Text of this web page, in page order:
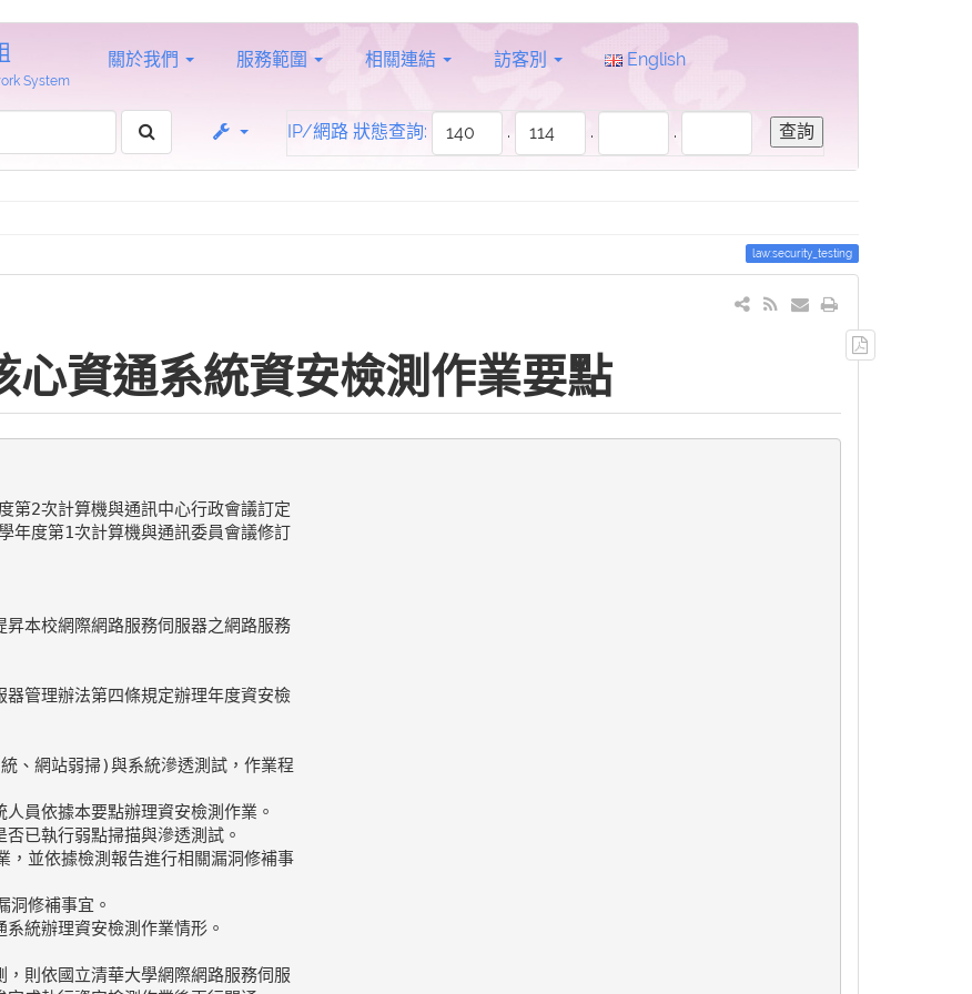
System
關於我們 服務範圍 相關連結 訪客別 English
IP/網路 狀態查詢: . . .
law:security_testing
出
心資通系統資安檢測作業要點
第2次計算機與通訊中心行政會議訂定
中華民國110年12月21日110學年度第1次計算機與通訊委員會議修訂
本校網際網路服務伺服器之網路服務
管理辦法第四條規定辦理年度資安檢
、網站弱掃)與系統滲透測試，作業程
依據本要點辦理資安檢測作業。
執行弱點掃描與滲透測試。
據檢測報告進行相關漏洞修補事
修補事宜。
辦理資安檢測作業情形。
則依國立清華大學網際網路服務伺服